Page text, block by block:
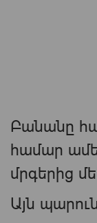
Բանանը
համար
մրգերից
Այն